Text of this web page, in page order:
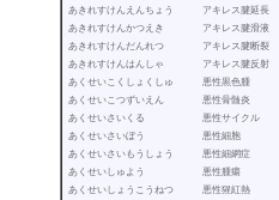
あきれすけんえんちょう アキレス腱延長
あきれすけんかつえき アキレス腱滑液
あきれすけんだんれつ アキレス腱断裂
あきれすけんはんしゃ アキレス腱反射
あくせいこくしょくしゅ 悪性黒色腫
あくせいこつずいえん 悪性骨髄炎
あくせいさいくる 悪性サイクル
あくせいさいぼう 悪性細胞
あくせいさいもうしょう 悪性細網症
あくせいしゅよう 悪性腫瘍
あくせいしょうこうねつ 悪性猩紅熱